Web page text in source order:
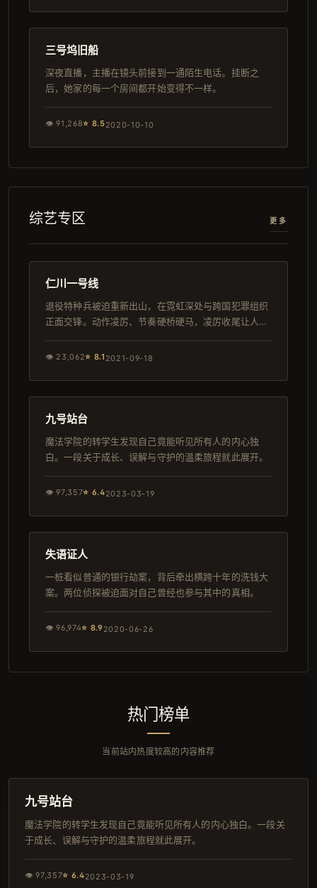
院线
111分钟
三号坞旧船
深夜直播，主播在镜头前接到一通陌生电话。挂断之
后，她家的每一个房间都开始变得不一样。
👁91,268⭐ 8.52020-10-10
综艺专区 更多
4K
120分钟
仁川一号线
退役特种兵被迫重新出山，在霓虹深处与跨国犯罪组织
正面交锋。动作凌厉、节奏硬桥硬马，凌厉收尾让人屏
👁 23,062⭐ 8.1 2021-09-18
韩剧
168分钟
九号站台
魔法学院的转学生发现自己竟能听见所有人的内心独
白。一段关于成长、误解与守护的温柔旅程就此展开。
👁97,357⭐ 6.42023-03-19
4K
146分钟
失语证人
一桩看似普通的银行劫案，背后牵出横跨十年的洗钱大
案。两位侦探被迫面对自己曾经也参与其中的真相。
👁96,974⭐ 8.9 2020-06-26
热门榜单
当前站内热度较高的内容推荐
韩剧
九号站台
魔法学院的转学生发现自己竟能听见所有人的内心独白。一段关
于成长、误解与守护的温柔旅程就此展开。
👁97,357⭐ 6.42023-03-19